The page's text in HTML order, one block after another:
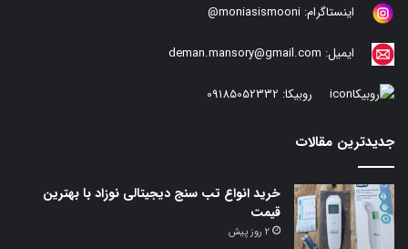
اینستاگرام: moniasismooni@
ایمیل: deman.mansory@gmail.com
روبیکا: 09185052332
جدیدترین مقالات
خرید انواع تب سنج دیجیتالی نوزاد با بهترین
قیمت
2 روز پیش